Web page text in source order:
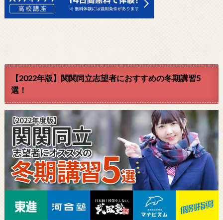
【2022年版】関関同立志望者におすすめの冬期講習5
選！